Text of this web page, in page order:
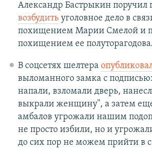
Александр Бастрыкин поручил
возбудитьуголовное дело в
похищением Марии Смелой и
похищением ее
В соцсетях шелтера
выломанного замка с
напали, взломали дверь,
выкрали женщину", а затем
амбалов угрожали нашим
не просто избили, но и
до сих пор не можем прийти в